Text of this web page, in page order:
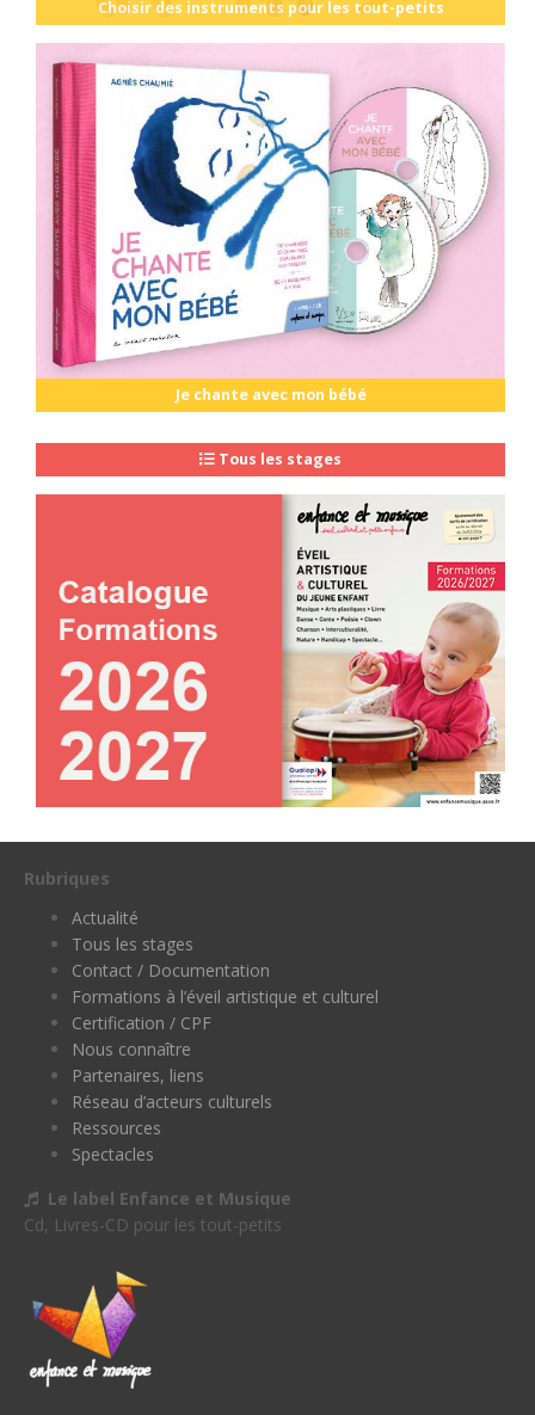
Choisir des instruments pour les tout-petits
Je chante avec mon bébé
Tous les stages
Rubriques
Actualité
Tous les stages
Contact / Documentation
Formations à l’éveil artistique et culturel
Certification / CPF
Nous connaître
Partenaires, liens
Réseau d’acteurs culturels
Ressources
Spectacles
Le label Enfance et Musique
Cd, Livres-CD pour les tout-petits